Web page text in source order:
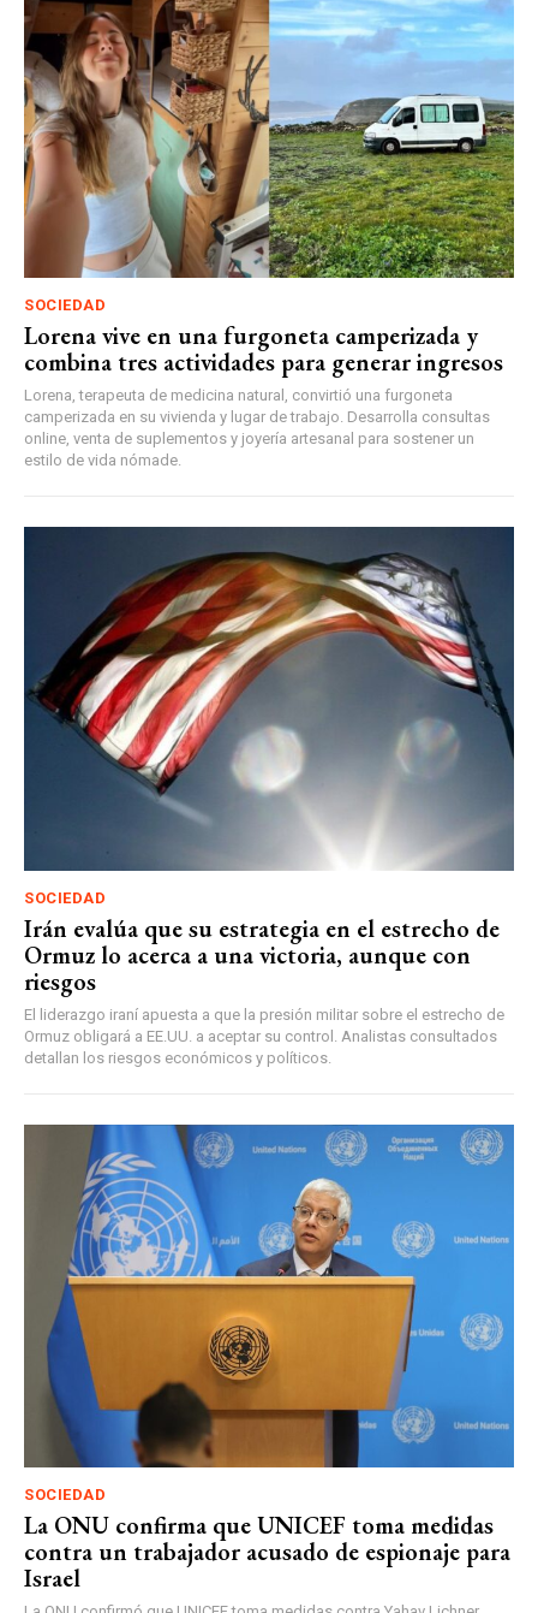
SOCIEDAD
Lorena vive en una furgoneta camperizada y
combina tres actividades para generar ingresos
Lorena, terapeuta de medicina natural, convirtió una furgoneta
camperizada en su vivienda y lugar de trabajo. Desarrolla consultas
online, venta de suplementos y joyería artesanal para sostener un
estilo de vida nómade.
SOCIEDAD
Irán evalúa que su estrategia en el estrecho de
Ormuz lo acerca a una victoria, aunque con
riesgos
El liderazgo iraní apuesta a que la presión militar sobre el estrecho de
Ormuz obligará a EE.UU. a aceptar su control. Analistas consultados
detallan los riesgos económicos y políticos.
SOCIEDAD
La ONU confirma que UNICEF toma medidas
contra un trabajador acusado de espionaje para
Israel